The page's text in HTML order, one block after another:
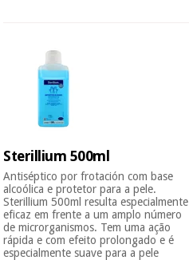
Sterillium 500ml
Antiséptico por frotación com base
alcoólica e protetor para a pele.
Sterillium 500ml resulta especialmente
eficaz em frente a um amplo número
de microrganismos. Tem uma ação
rápida e com efeito prolongado e é
especialmente suave para a pele